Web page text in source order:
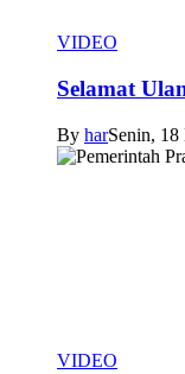
VIDEO
Selamat
By harSenin,
VIDEO